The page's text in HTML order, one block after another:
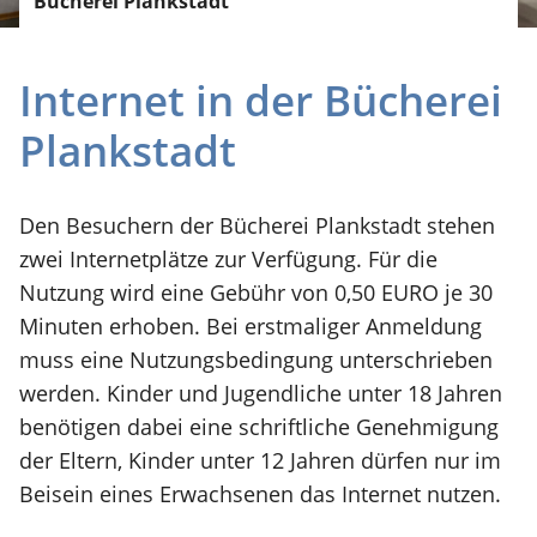
Internet in der Bücherei
Plankstadt
Den Besuchern der Bücherei Plankstadt stehen
zwei Internetplätze zur Verfügung. Für die
Nutzung wird eine Gebühr von 0,50 EURO je 30
Minuten erhoben. Bei erstmaliger Anmeldung
muss eine Nutzungsbedingung unterschrieben
werden. Kinder und Jugendliche unter 18 Jahren
benötigen dabei eine schriftliche Genehmigung
der Eltern, Kinder unter 12 Jahren dürfen nur im
Beisein eines Erwachsenen das Internet nutzen.